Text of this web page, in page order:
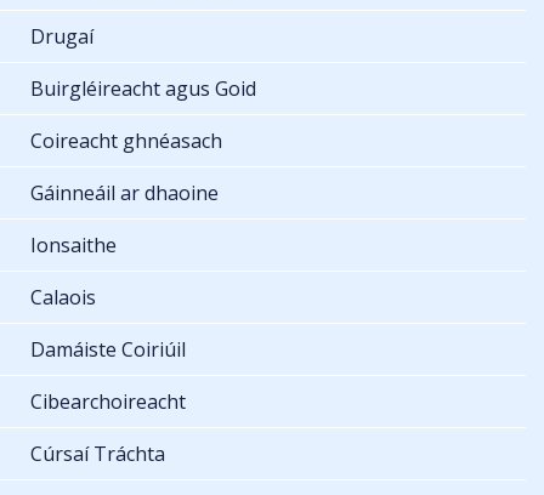
Drugaí
Buirgléireacht agus Goid
Coireacht ghnéasach
Gáinneáil ar dhaoine
Ionsaithe
Calaois
Damáiste Coiriúil
Cibearchoireacht
Cúrsaí Tráchta